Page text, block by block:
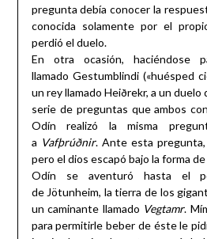
pregunta debía conocer la
conocida solamente por el
perdió el duelo.
En otra ocasión, haciéndose
llamado Gestumblindi («huésped
un rey llamado Heiðrekr, a un duelo
serie de preguntas que ambos
Odín realizó la misma
a Vafþrúðnir. Ante esta
pero el dios escapó bajo la forma
Odín se aventuró hasta el
de Jötunheim, la tierra de los
un caminante llamado Vegtamr.
para permitirle beber de éste le